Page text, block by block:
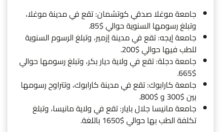
⁠جامعة موغلا صدقي كوتشمان: تقع في مدينة موغلا،
وتبلغ رسومها السنوية حوالي $85.
جامعة إيجه: تقع في مدينة إزمير، وتبلغ الرسوم السنوية
للطب فيها حوالي $200.
جامعة دجلة: تقع في ولاية ديار بكر، وتبلغ رسومها حوالي
$665.
⁠جامعة كارابوك: تقع في مدينة كارابوك، وتتراوح رسومها
بين $300 و $800.
جامعة مانيسا جلال بايار: تقع في ولاية مانيسا، وتبلغ
تكلفة الطب بها حوالي $1650 باللغة.